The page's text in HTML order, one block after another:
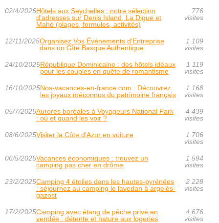
02/4/2026Hôtels aux Seychelles : notre sélection
d’adresses sur Denis Island, La Digue et
Mahé (plages, formules, activités)
776
visites
12/11/2025Organisez Vos Événements d'Entreprise
dans un Gîte Basque Authentique
1 109
visites
24/10/2025République Dominicaine : des hôtels idéaux
pour les couples en quête de romantisme
1 119
visites
16/10/2025Nos-vacances-en-france.com : Découvrez
les joyaux méconnus du patrimoine français
1 168
visites
05/7/2025Aurores boréales à Voyageurs National Park
: où et quand les voir ?
4 439
visites
08/6/2025Visiter la Côte d’Azur en voiture
1 706
visites
06/5/2025Vacances économiques : trouvez un
camping pas cher en drôme
1 594
visites
23/2/2025Camping 4 étoiles dans les hautes-pyrénées
: séjournez au camping le lavedan à argelès-
gazost
2 228
visites
17/2/2025Camping avec étang de pêche privé en
vendée : détente et nature aux logeries
4 676
visites